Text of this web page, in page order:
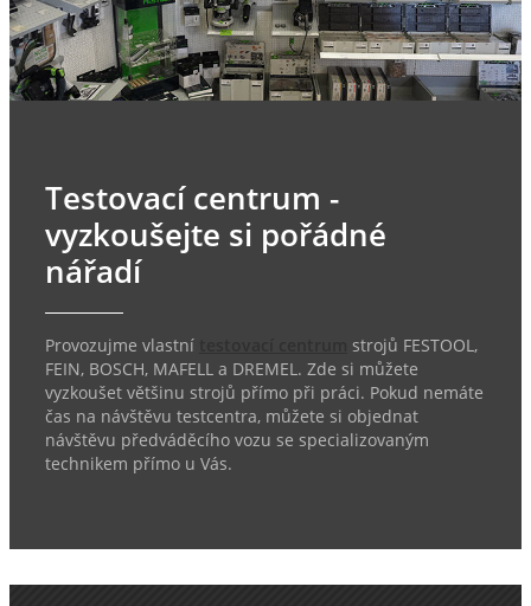
Testovací centrum -
vyzkoušejte si pořádné
nářadí
Provozujme vlastní
strojů FESTOOL,
FEIN, BOSCH, MAFELL a DREMEL. Zde si můžete
vyzkoušet většinu strojů přímo při práci. Pokud nemáte
čas na návštěvu testcentra, můžete si objednat
návštěvu předváděcího vozu se specializovaným
technikem přímo u Vás.